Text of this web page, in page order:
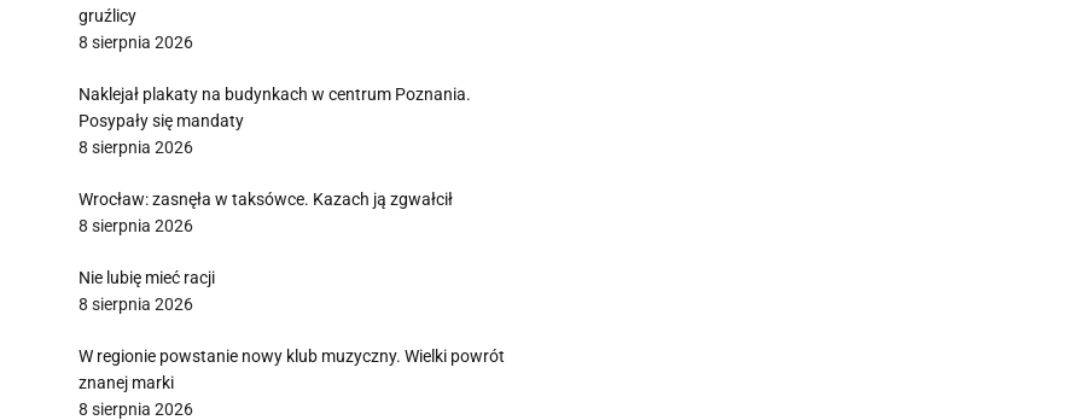
gruźlicy
8 sierpnia 2026
Naklejał plakaty na budynkach w centrum Poznania.
Posypały się mandaty
8 sierpnia 2026
Wrocław: zasnęła w taksówce. Kazach ją zgwałcił
8 sierpnia 2026
Nie lubię mieć racji
8 sierpnia 2026
W regionie powstanie nowy klub muzyczny. Wielki powrót
znanej marki
8 sierpnia 2026